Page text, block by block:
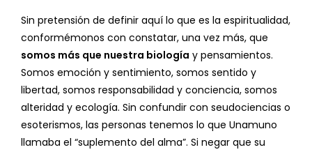
Sin pretensión de definir aquí lo que es la espiritualidad,
conformémonos con constatar, una vez más, que
somos más que nuestra biología y pensamientos.
Somos emoción y sentimiento, somos sentido y
libertad, somos responsabilidad y conciencia, somos
alteridad y ecología. Sin confundir con seudociencias o
esoterismos, las personas tenemos lo que Unamuno
llamaba el “suplemento del alma”. Si negar que su